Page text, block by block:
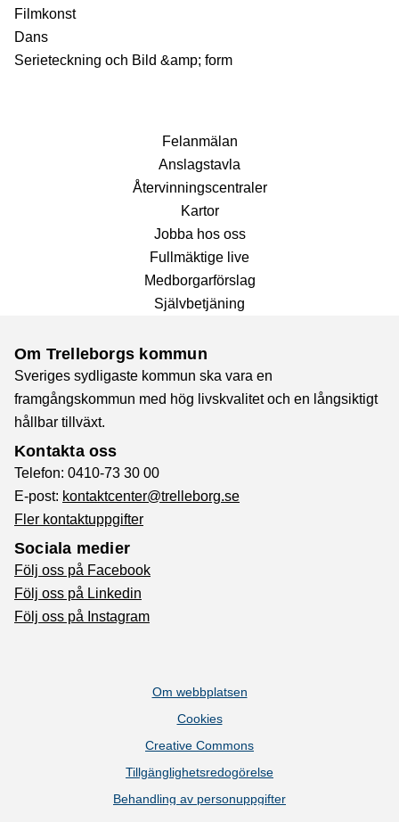
Filmkonst
Dans
Serieteckning och Bild &amp; form
Fel­anmälan
Anslags­tavla
Återvinnings­centraler
Kartor
Jobba hos oss
Fullmäktige live
Medborgarförslag
Självbetjäning
Om Trelleborgs kommun
Sveriges sydligaste kommun ska vara en
framgångskommun med hög livskvalitet och en långsiktigt
hållbar tillväxt.
Kontakta oss
Telefon: 0410-73 30 00
E-post: kontaktcenter@trelleborg.se
Fler kontaktuppgifter
Sociala medier
Följ oss på Facebook
Följ oss på Linkedin
Följ oss på Instagram
Om webbplatsen
Cookies
Creative Commons
Tillgänglighetsredogörelse
Behandling av personuppgifter